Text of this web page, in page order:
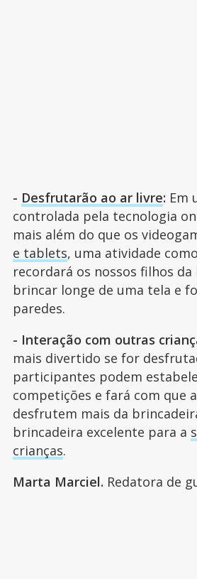
- Desfrutarão ao ar livre: Em
controlada pela tecnologia
mais além do que os
e tablets, uma atividade
recordará os nossos filhos
brincar longe de uma tela e
paredes.
- Interação com outras
mais divertido se for
participantes podem
competições e fará com que
desfrutem mais da
brincadeira excelente para a
crianças.
Marta Marciel. Redatora de